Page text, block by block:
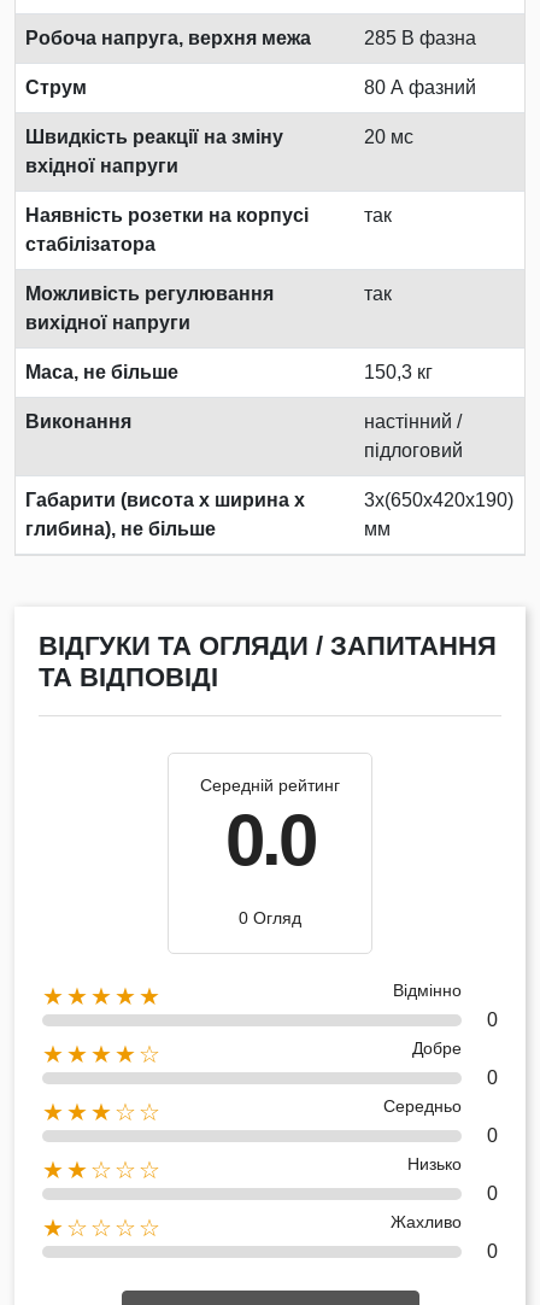
Робоча напруга, верхня межа 285 В фазна
Струм 80 А фазний
Швидкість реакції на зміну
вхідної напруги
20 мс
Наявність розетки на корпусі
стабілізатора
так
Можливість регулювання
вихідної напруги
так
Маса, не більше 150,3 кг
Виконання
настінний /
підлоговий
Габарити (висота х ширина х
глибина), не більше
3х(650х420х190)
мм
ВІДГУКИ ТА ОГЛЯДИ / ЗАПИТАННЯ
ТА ВІДПОВІДІ
Середній рейтинг
0.0
0 Огляд
★★★★★ Відмінно
0
★★★★☆ Добре
0
★★★☆☆ Середньо
0
★★☆☆☆ Низько
0
★☆☆☆☆ Жахливо
0